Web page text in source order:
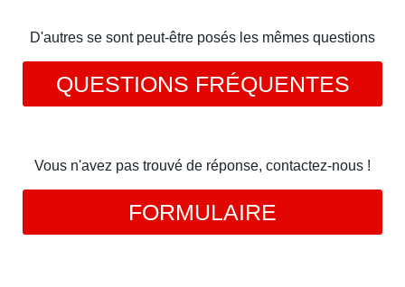
D'autres se sont peut-être posés les mêmes questions
QUESTIONS FRÉQUENTES
Vous n'avez pas trouvé de réponse, contactez-nous !
FORMULAIRE